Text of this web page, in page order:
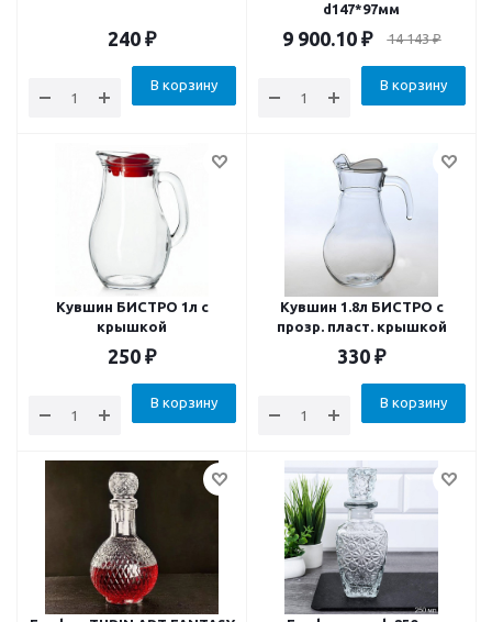
240 ₽
В корзину
d147*97мм
9 900.10₽ 14 143₽
В корзину
Кувшин БИСТРО 1л c
крышкой
250 ₽
В корзину
Кувшин 1.8л БИСТРО с
прозр. пласт. крышкой
330 ₽
В корзину